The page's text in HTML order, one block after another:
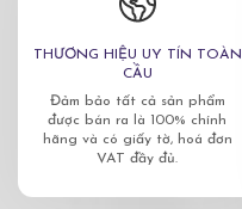
THƯƠNG HIỆU UY TÍN TOÀN
CẦU
Đảm bảo tất cả sản phẩm
được bán ra là 100% chính
hãng và có giấy tờ, hoá đơn
VAT đầy đủ.